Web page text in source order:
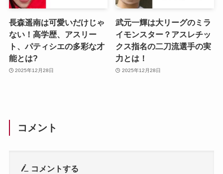
長森遥南は可愛いだけじゃ
ない！高学歴、アスリー
ト、パティシエの多彩な才
能とは?
2025年12月28日
武元一輝は大リーグのミラ
イモンスター？アスレチッ
クス指名の二刀流選手の実
力とは！
2025年12月28日
コメント
コメントする